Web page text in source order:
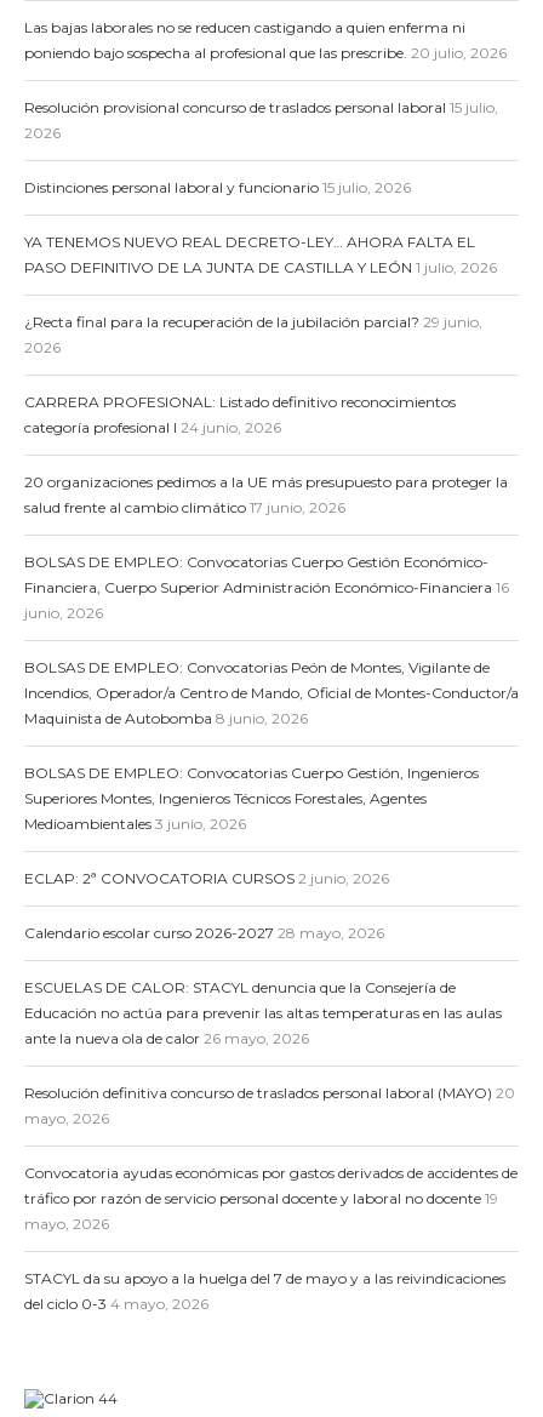
Las bajas laborales no se reducen castigando a quien enferma ni
poniendo bajo sospecha al profesional que las prescribe. 20 julio, 2026
Resolución provisional concurso de traslados personal laboral 15 julio,
2026
Distinciones personal laboral y funcionario 15 julio, 2026
YA TENEMOS NUEVO REAL DECRETO-LEY… AHORA FALTA EL
PASO DEFINITIVO DE LA JUNTA DE CASTILLA Y LEÓN 1 julio, 2026
¿Recta final para la recuperación de la jubilación parcial? 29 junio,
2026
CARRERA PROFESIONAL: Listado definitivo reconocimientos
categoría profesional I 24 junio, 2026
20 organizaciones pedimos a la UE más presupuesto para proteger la
salud frente al cambio climático 17 junio, 2026
BOLSAS DE EMPLEO: Convocatorias Cuerpo Gestión Económico-
Financiera, Cuerpo Superior Administración Económico-Financiera 16
junio, 2026
BOLSAS DE EMPLEO: Convocatorias Peón de Montes, Vigilante de
Incendios, Operador/a Centro de Mando, Oficial de Montes-Conductor/a
Maquinista de Autobomba 8 junio, 2026
BOLSAS DE EMPLEO: Convocatorias Cuerpo Gestión, Ingenieros
Superiores Montes, Ingenieros Técnicos Forestales, Agentes
Medioambientales 3 junio, 2026
ECLAP: 2ª CONVOCATORIA CURSOS 2 junio, 2026
Calendario escolar curso 2026-2027 28 mayo, 2026
ESCUELAS DE CALOR: STACYL denuncia que la Consejería de
Educación no actúa para prevenir las altas temperaturas en las aulas
ante la nueva ola de calor 26 mayo, 2026
Resolución definitiva concurso de traslados personal laboral (MAYO) 20
mayo, 2026
Convocatoria ayudas económicas por gastos derivados de accidentes de
tráfico por razón de servicio personal docente y laboral no docente 19
mayo, 2026
STACYL da su apoyo a la huelga del 7 de mayo y a las reivindicaciones
del ciclo 0-3 4 mayo, 2026